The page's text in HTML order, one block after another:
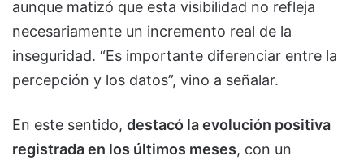
aunque matizó que esta visibilidad no refleja
necesariamente un incremento real de la
inseguridad. “Es importante diferenciar entre la
percepción y los datos”, vino a señalar.
En este sentido, destacó la evolución positiva
registrada en los últimos meses, con un